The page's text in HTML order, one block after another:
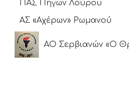
ΠΑΣ Πηγών Λούρου
ΑΣ «Αχέρων» Ρωμανού
ΑΟ Σερβιανών «Ο